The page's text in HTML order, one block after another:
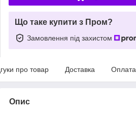
Що таке купити з Пром?
Замовлення під захистом
про товар Доставка Оплата
Опис